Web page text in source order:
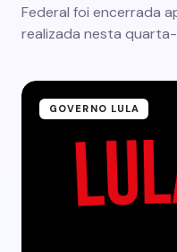
Federal foi encerrada
realizada nesta
GOVERNO LULA